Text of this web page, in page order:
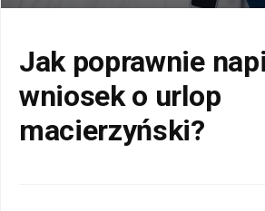
Jak poprawnie
wniosek o urlop
macierzyński?